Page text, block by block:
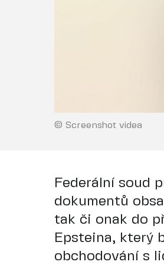
© Screenshot videa
Federální soud
dokumentů
tak či onak do
Epsteina, který
obchodování s